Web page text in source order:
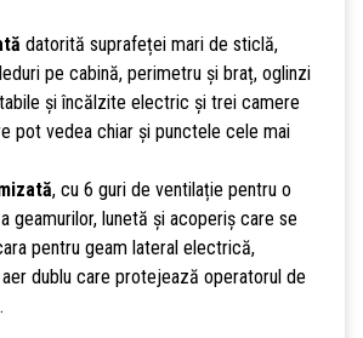
datorită suprafeței mari de sticlă,
pe cabină, perimetru și braț, oglinzi
și încălzite electric și trei camere
pot vedea chiar și punctele cele mai
, cu 6 guri de ventilație pentru o
geamurilor, lunetă și acoperiș care se
pentru geam lateral electrică,
dublu care protejează operatorul de